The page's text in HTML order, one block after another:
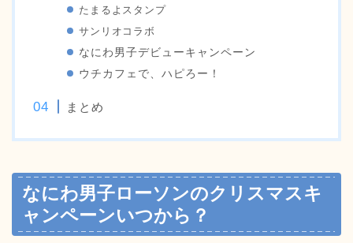
たまるよスタンプ
サンリオコラボ
なにわ男子デビューキャンペーン
ウチカフェで、ハピろー！
まとめ
なにわ男子ローソンのクリスマスキ
ャンペーンいつから？